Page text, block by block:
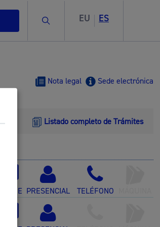
Buscar EU ES
Sede electrónica
Nota legal
Listado completo de Trámites
ONLINE PRESENCIAL TELÉFONO